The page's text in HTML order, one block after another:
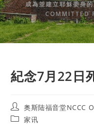
成為並建立耶穌委身
COMMITTED
紀念7月22日
Post
author:
奥斯陆福音堂NCCC
Post家讯